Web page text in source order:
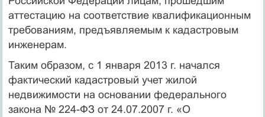
аттестацию на соответствие квалификационным
требованиям, предъявляемым к кадастровым
инженерам.
Таким образом, с 1 января 2013 г. начался
фактический кадастровый учет жилой
недвижимости на основании федерального
закона № 224-ФЗ от 24.07.2007 г. «О